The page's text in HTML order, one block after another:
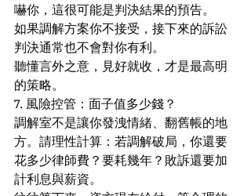
嚇你，這很可能是判決結果的預告。
如果調解方案你不接受，接下來的訴訟
判決通常也不會對你有利。
聽懂言外之意，見好就收，才是最高明
的策略。
7. 風險控管：面子值多少錢？
調解室不是讓你發洩情緒、翻舊帳的地
方。請理性計算：若調解破局，你還要
花多少律師費？要耗幾年？敗訴還要加
計利息與薪資。